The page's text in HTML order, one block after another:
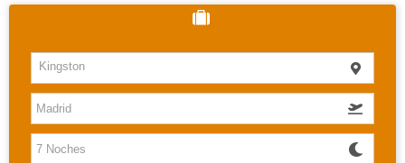
HOTELES
COSTAS
CARIBE
CANARIAS
Kingston